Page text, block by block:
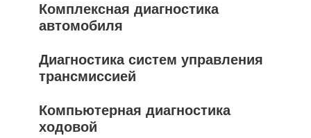
Комплексная диагностика
автомобиля
Диагностика систем управления
трансмиссией
Компьютерная диагностика
ходовой